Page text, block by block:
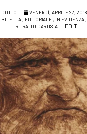
DOTTO VENERDÌ, APRILE 27, 2018
BILELLA , EDITORIALE , IN EVIDENZA ,
RITRATTO D'ARTISTA
EDIT